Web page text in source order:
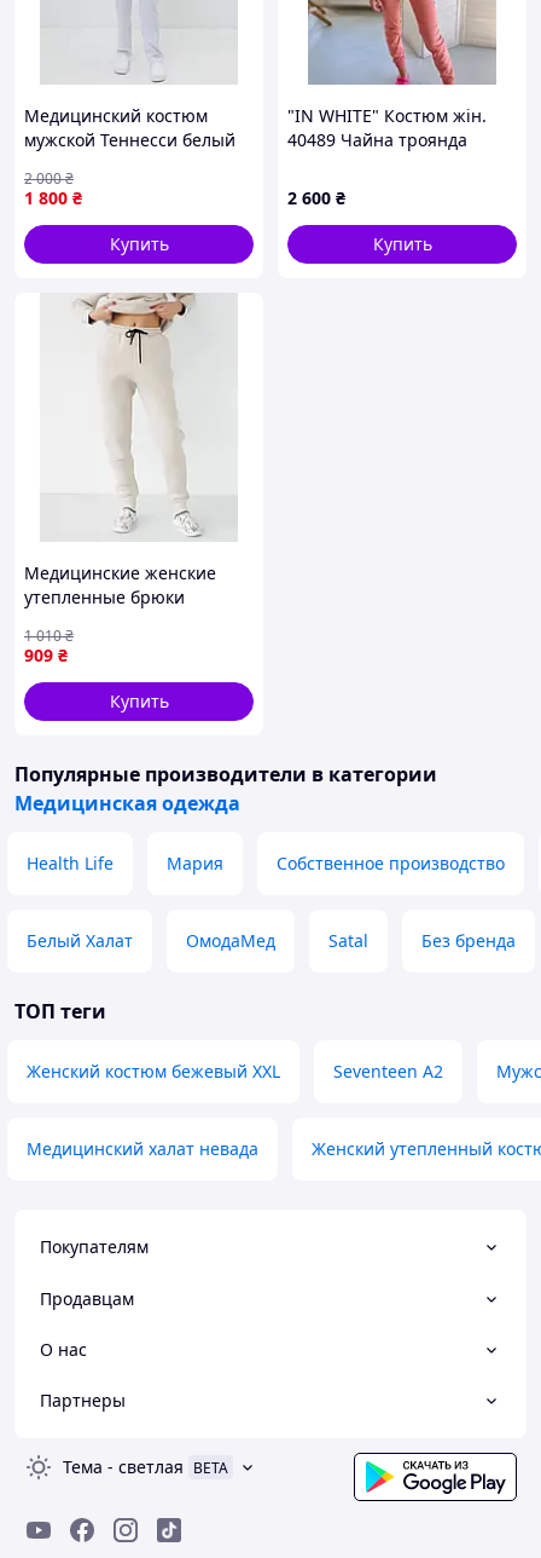
Медицинский костюм
мужской Теннесси белый
1 800 ₴
2 000₴
Купить
"IN WHITE" Костюм жін.
40489 Чайна троянда
2 600 ₴
Купить
Медицинские женские
утепленные брюки
909 ₴
1 010₴
Купить
Популярные производители в категории
Медицинская одежда
Health Life Мария Собственное производство
Белый Халат ОмодаМед Satal Без бренда
ТОП теги
Женский костюм бежевый XXL Seventeen А2
Медицинский халат невада Женский утепленный
Покупателям
Продавцам
О нас
Партнеры
Тема - светлая BETA